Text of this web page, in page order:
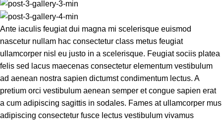
Ante iaculis feugiat dui magna mi scelerisque euismod
nascetur nullam hac consectetur class metus feugiat
ullamcorper nisl eu justo in a scelerisque. Feugiat sociis platea
felis sed lacus maecenas consectetur elementum vestibulum
ad aenean nostra sapien dictumst condimentum lectus. A
pretium orci vestibulum aenean semper et congue sapien erat
a cum adipiscing sagittis in sodales. Fames at ullamcorper mus
adipiscing consectetur fusce lectus vestibulum vivamus